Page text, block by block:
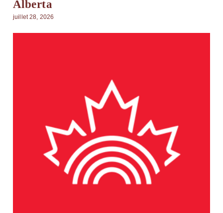
Alberta
juillet 28, 2026